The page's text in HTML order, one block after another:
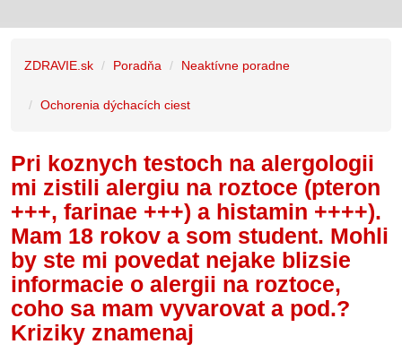
ZDRAVIE.sk Poradňa Neaktívne poradne
Ochorenia dýchacích ciest
Pri koznych testoch na alergologii
mi zistili alergiu na roztoce (pteron
+++, farinae +++) a histamin ++++).
Mam 18 rokov a som student. Mohli
by ste mi povedat nejake blizsie
informacie o alergii na roztoce,
coho sa mam vyvarovat a pod.?
Kriziky znamenaj